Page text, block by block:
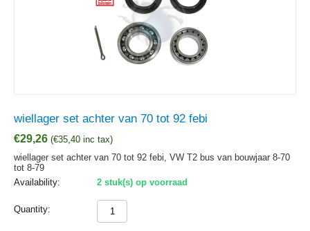
wiellager set achter van 70 tot 92 febi
€29,26 (€35,40 inc tax)
wiellager set achter van 70 tot 92 febi, VW T2 bus van bouwjaar 8-70
tot 8-79
Availability:
2 stuk(s) op voorraad
Quantity: